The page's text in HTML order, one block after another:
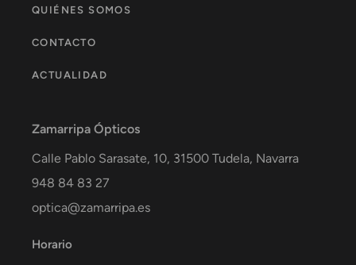
QUIÉNES SOMOS
CONTACTO
ACTUALIDAD
Zamarripa Ópticos
Calle Pablo Sarasate, 10, 31500 Tudela, Navarra
948 84 83 27
optica@zamarripa.es
Horario